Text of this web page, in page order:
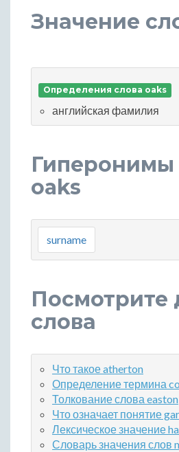
Значение
Определения слова oaks
английская фамилия
Гиперонимы
oaks
surname
Посмотрите
слова
Что такое atherton
Определение термина
Толкование слова easton
Что означает понятие
Лексическое значение
Словарь значения слов